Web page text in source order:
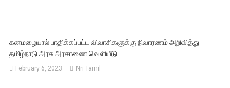
கனமழையால் பாதிக்கப்பட்ட விவாசிகளுக்கு நிவாரணம் அறிவித்து
தமிழ்நாடு அரசு அரசாணை வெளியீடு
February 6, 2023 Nri Tamil